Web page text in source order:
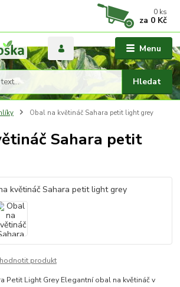
Menu
Hledat
0 ks
za 0 Kč
Obal na květináč Sahara petit light grey
Sahara petit
produkt
Petit Light Grey Elegantní obal na květináč v